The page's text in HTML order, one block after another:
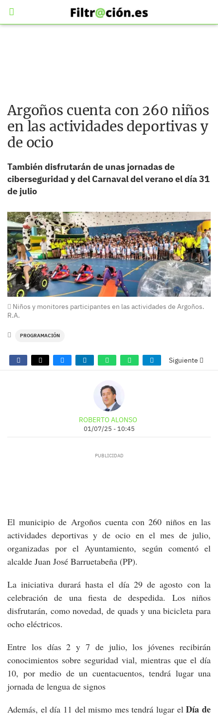
Argoños cuenta con 260 niños
en las actividades deportivas y
de ocio
También disfrutarán de unas jornadas de
ciberseguridad y del Carnaval del verano el día 31
de julio
Niños y monitores participantes en las actividades de Argoños.
R.A.
PROGRAMACIÓN
Siguiente
ROBERTO ALONSO
01/07/25 - 10:45
El municipio de Argoños cuenta con 260 niños en las
actividades deportivas y de ocio en el mes de julio,
organizadas por el Ayuntamiento, según comentó el
alcalde Juan José Barruetabeña (PP).
La iniciativa durará hasta el día 29 de agosto con la
celebración de una fiesta de despedida. Los niños
disfrutarán, como novedad, de quads y una bicicleta para
ocho eléctricos.
Entre los días 2 y 7 de julio, los jóvenes recibirán
conocimientos sobre seguridad vial, mientras que el día
10, por medio de un cuentacuentos, tendrá lugar una
jornada de lengua de signos
Además, el día 11 del mismo mes tendrá lugar elDía de